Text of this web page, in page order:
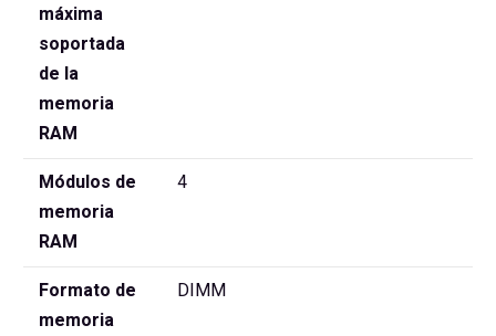
máxima
soportada
de la
memoria
RAM
Módulos de
memoria
RAM
4
Formato de
memoria
DIMM